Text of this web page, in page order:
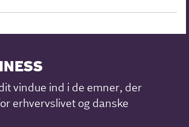
vindue ind i de emner, der
erhvervslivet og danske